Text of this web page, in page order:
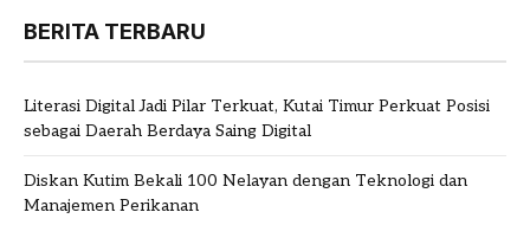
BERITA TERBARU
Literasi Digital Jadi Pilar Terkuat, Kutai Timur Perkuat Posisi
sebagai Daerah Berdaya Saing Digital
Diskan Kutim Bekali 100 Nelayan dengan Teknologi dan
Manajemen Perikanan